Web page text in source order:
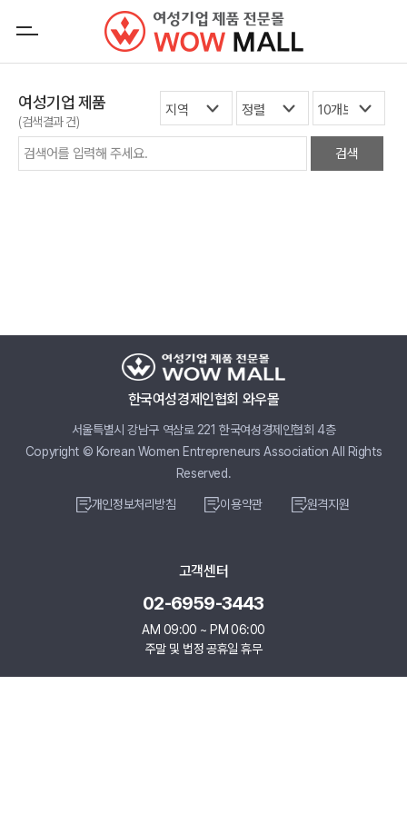
여성기업 제품
(검색결과건)
검색
한국여성경제인협회 와우몰
서울특별시 강남구 역삼로 221 한국여성경제인협회 4층
Copyright © Korean Women Entrepreneurs Association All Rights
Reserved.
개인정보처리방침 이용약관 원격지원
고객센터
02-6959-3443
AM 09:00 ~ PM 06:00
주말 및 법정 공휴일 휴무